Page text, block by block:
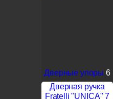
Дверные упоры 6
Дверная ручка
Fratelli "UNICA" 7